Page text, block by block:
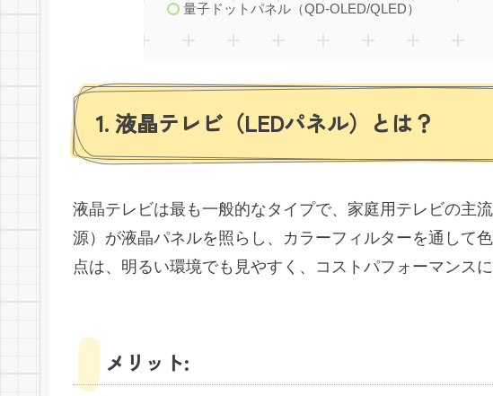
量子ドットパネル（QD-OLED/QLED）
1. 液晶テレビ（LEDパネル）とは？
液晶テレビは最も一般的なタイプで、家庭用テレビの主
源）が液晶パネルを照らし、カラーフィルターを通して
点は、明るい環境でも見やすく、コストパフォーマンス
メリット: